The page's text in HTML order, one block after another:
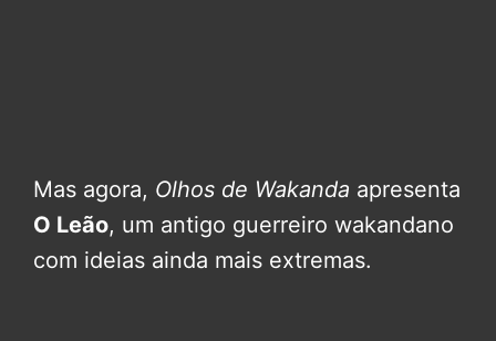
Mas agora, Olhos de Wakanda apresenta
O Leão, um antigo guerreiro wakandano
com ideias ainda mais extremas.